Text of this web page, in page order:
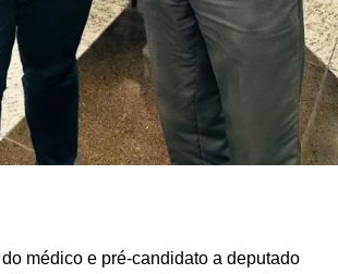
médico e pré-candidato a deputado